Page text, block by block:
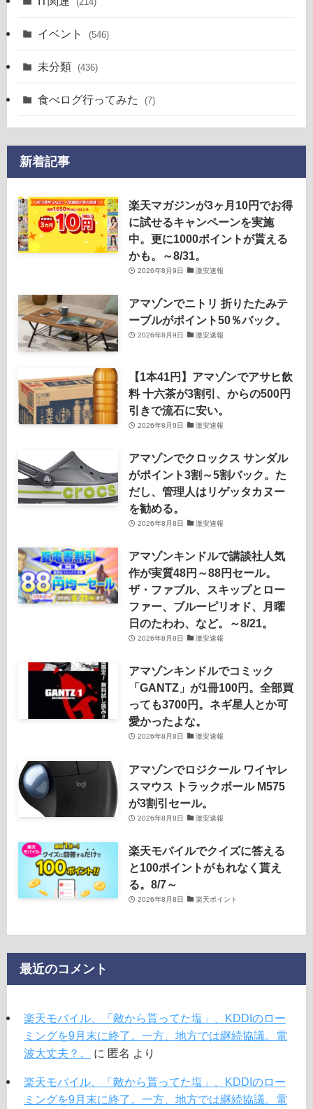
イベント (546)
未分類 (436)
食べログ行ってみた (7)
新着記事
楽天マガジンが3ヶ月10円でお得
に試せるキャンペーンを実施
中。更に1000ポイントが貰える
かも。～8/31。
2026年8月9日 激安速報
アマゾンでニトリ 折りたたみテ
ーブルがポイント50％バック。
2026年8月9日 激安速報
【1本41円】アマゾンでアサヒ飲
料 十六茶が3割引、からの500円
引きで流石に安い。
2026年8月9日 激安速報
アマゾンでクロックス サンダル
がポイント3割～5割バック。た
だし、管理人はリゲッタカヌー
を勧める。
2026年8月8日 激安速報
アマゾンキンドルで講談社人気
作が実質48円～88円セール。
ザ・ファブル、スキップとロー
ファー、ブルーピリオド、月曜
日のたわわ、など。～8/21。
2026年8月8日 激安速報
アマゾンキンドルでコミック
「GANTZ」が1冊100円。全部買
っても3700円。ネギ星人とか可
愛かったよな。
2026年8月8日 激安速報
アマゾンでロジクール ワイヤレ
スマウス トラックボール M575
が3割引セール。
2026年8月8日 激安速報
楽天モバイルでクイズに答える
と100ポイントがもれなく貰え
る。8/7～
2026年8月8日 楽天ポイント
最近のコメント
楽天モバイル、「敵から貰ってた塩」、KDDIのロー
ミングを9月末に終了。一方、地方では継続協議。電
波大丈夫？。
に 匿名 より
楽天モバイル、「敵から貰ってた塩」、KDDIのロー
ミングを9月末に終了。一方、地方では継続協議。電